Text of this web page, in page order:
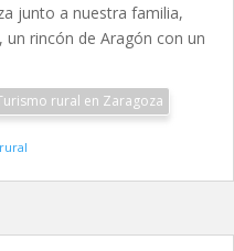
junto a nuestra familia,
rincón de Aragón con un
rural en Zaragoza
rural